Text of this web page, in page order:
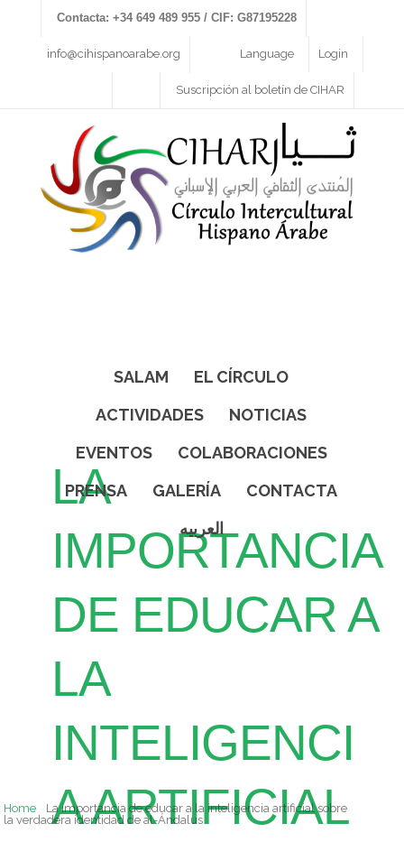
Contacta: +34 649 489 955 / CIF: G87195228
info@cihispanoarabe.org Login
Language
Suscripción al boletín de CIHAR
SALAM
EL CÍRCULO
ACTIVIDADES
NOTICIAS
EVENTOS
COLABORACIONES
PRENSA
GALERÍA
CONTACTA
العربيه
LA
IMPORTANCIA
DE EDUCAR A
LA
INTELIGENCI
A ARTIFICIAL
Home
La importancia de educar a la inteligencia artificial sobre
la verdadera identidad de al-Ándalus